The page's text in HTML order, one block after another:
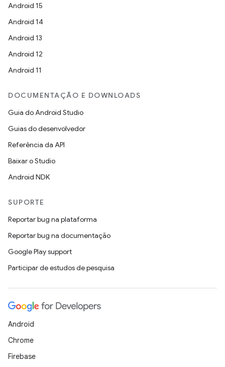
Android 15
Android 14
Android 13
Android 12
Android 11
DOCUMENTAÇÃO E DOWNLOADS
Guia do Android Studio
Guias do desenvolvedor
Referência da API
Baixar o Studio
Android NDK
SUPORTE
Reportar bug na plataforma
Reportar bug na documentação
Google Play support
Participar de estudos de pesquisa
Android
Chrome
Firebase